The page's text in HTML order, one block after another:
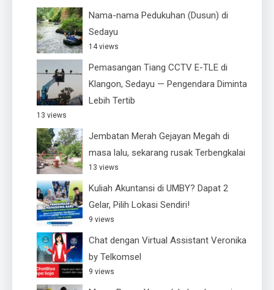
Nama-nama Pedukuhan (Dusun) di
Sedayu
14 views
Pemasangan Tiang CCTV E-TLE di
Klangon, Sedayu — Pengendara Diminta
Lebih Tertib
13 views
Jembatan Merah Gejayan Megah di
masa lalu, sekarang rusak Terbengkalai
13 views
Kuliah Akuntansi di UMBY? Dapat 2
Gelar, Pilih Lokasi Sendiri!
9 views
Chat dengan Virtual Assistant Veronika
by Telkomsel
9 views